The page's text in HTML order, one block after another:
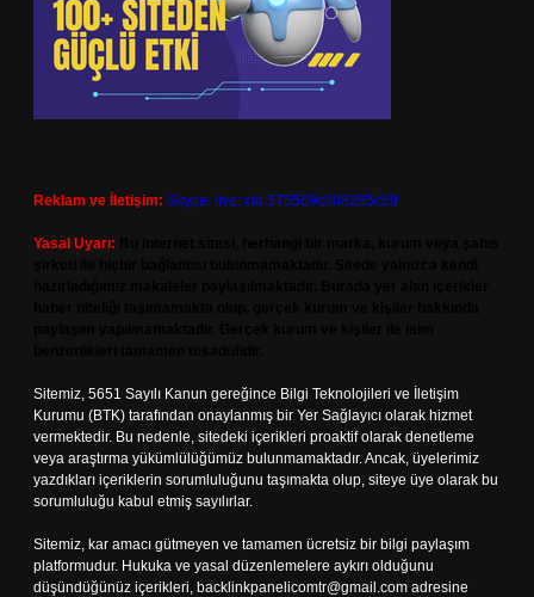
Reklam ve İletişim: Skype: live:.cid.575569c608265c69
Yasal Uyarı:
Sitemiz, 5651 Sayılı Kanun gereğince Bilgi Teknolojileri ve İletişim
Kurumu (BTK) tarafından onaylanmış bir Yer Sağlayıcı olarak hizmet
vermektedir. Bu nedenle, sitedeki içerikleri proaktif olarak denetleme
veya araştırma yükümlülüğümüz bulunmamaktadır. Ancak, üyelerimiz
yazdıkları içeriklerin sorumluluğunu taşımakta olup, siteye üye olarak bu
sorumluluğu kabul etmiş sayılırlar.
Sitemiz, kar amacı gütmeyen ve tamamen ücretsiz bir bilgi paylaşım
platformudur. Hukuka ve yasal düzenlemelere aykırı olduğunu
düşündüğünüz içerikleri, backlinkpanelicomtr@gmail.com adresine